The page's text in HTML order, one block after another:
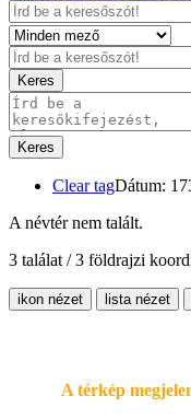
Keres
Keres
Clear tagDátum:
A névtér nem talált.
3 találat / 3 földrajzi
ikon nézet lista nézet
A térkép